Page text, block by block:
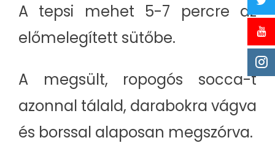
A tepsi mehet 5-7 percre az
előmelegített sütőbe.
A megsült, ropogós socca-t
azonnal tálald, darabokra vágva
és borssal alaposan megszórva.